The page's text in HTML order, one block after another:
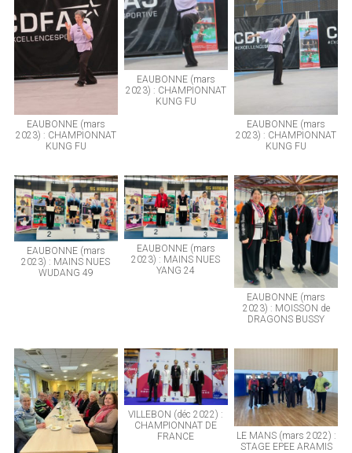
EAUBONNE (mars
2023) : CHAMPIONNAT
KUNG FU
EAUBONNE (mars
2023) : CHAMPIONNAT
KUNG FU
EAUBONNE (mars
2023) : CHAMPIONNAT
KUNG FU
EAUBONNE (mars
2023) : MAINS NUES
WUDANG 49
EAUBONNE (mars
2023) : MAINS NUES
YANG 24
EAUBONNE (mars
2023) : MOISSON de
DRAGONS BUSSY
VILLEBON (déc 2022) :
CHAMPIONNAT DE
FRANCE
LE MANS (mars 2022) :
STAGE EPEE ARAMIS